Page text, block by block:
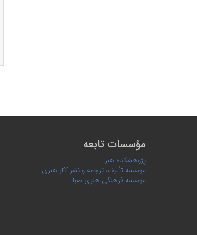
مؤسسات تابعه
پژوهشکده هنر
مؤسسه تألیف، ترجمه و نشر آثار هنری
مؤسسه فرهنگی هنری صبا